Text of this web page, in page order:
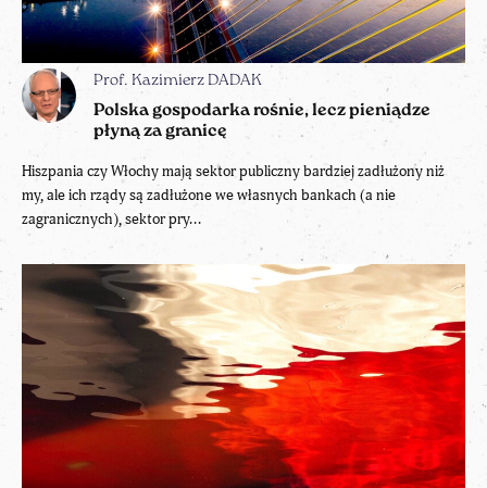
Prof. Kazimierz DADAK
Polska gospodarka rośnie, lecz pieniądze
płyną za granicę
Hiszpania czy Włochy mają sektor publiczny bardziej zadłużony niż
my, ale ich rządy są zadłużone we własnych bankach (a nie
zagranicznych), sektor pry...